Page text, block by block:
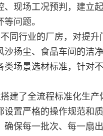
现场工况预判，建立
问题。
同行业的厂房，对提
扬尘、食品车间的洁
场景选材标准，针对
搭建了全流程标准化生产
置严格的操作规范和
保每一批次、每一扇